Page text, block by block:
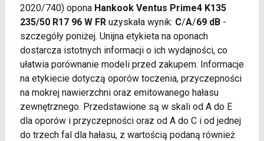
2020/740) opona Hankook Ventus Prime4 K135
235/50 R17 96 W FRuzyskała wynik: C/A/69 dB-
szczegóły poniżej. Unijna etykieta na oponach
dostarcza istotnych informacji o ich wydajności, co
ułatwia porównanie modeli przed zakupem. Informacje
na etykiecie dotyczą oporów toczenia, przyczepności
na mokrej nawierzchni oraz emitowanego hałasu
zewnętrznego. Przedstawione są w skali od A do E
dla oporów i przyczepności oraz od A do C i od jednej
do trzech fal dla hałasu, z wartością podaną również